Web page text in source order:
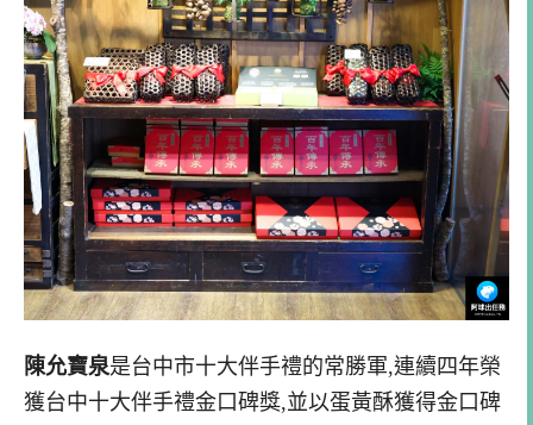
陳允寶泉是台中市十大伴手禮的常勝軍,連續四年榮
獲台中十大伴手禮金口碑獎,並以蛋黃酥獲得金口碑